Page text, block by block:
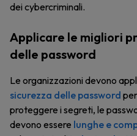
dei cybercriminali.
Applicare le migliori
delle password
Le organizzazioni devono
sicurezza delle password
proteggere i segreti, le
devono essere lunghe e